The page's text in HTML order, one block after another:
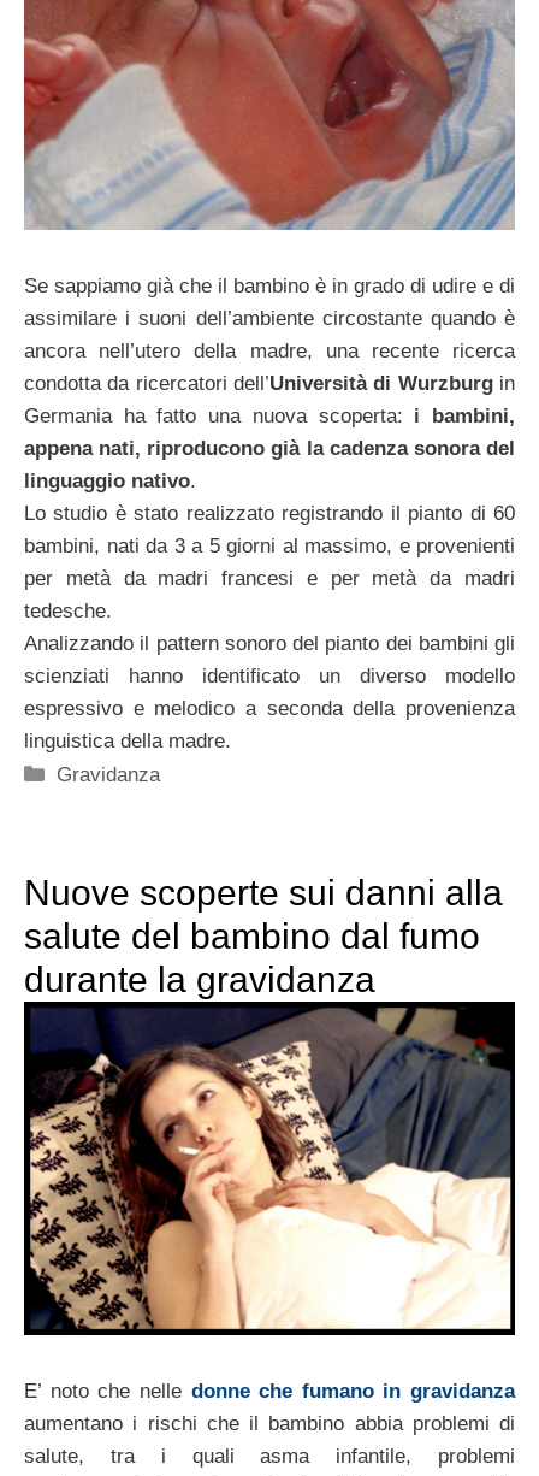
Se sappiamo già che il bambino è in grado di udire e di
assimilare i suoni dell’ambiente circostante quando è
ancora nell’utero della madre, una recente ricerca
condotta da ricercatori dell’Università di Wurzburgin
Germania ha fatto una nuova scoperta: i bambini,
appena nati, riproducono già la cadenza sonora del
linguaggio nativo.
Lo studio è stato realizzato registrando il pianto di 60
bambini, nati da 3 a 5 giorni al massimo, e provenienti
per metà da madri francesi e per metà da madri
tedesche.
Analizzando il pattern sonoro del pianto dei bambini gli
scienziati hanno identificato un diverso modello
espressivo e melodico a seconda della provenienza
linguistica della madre.
Categorie
Gravidanza
Nuove scoperte sui danni alla
salute del bambino dal fumo
durante la gravidanza
E’ noto che nelle donne che fumano in gravidanza
aumentano i rischi che il bambino abbia problemi di
salute, tra i quali asma infantile, problemi